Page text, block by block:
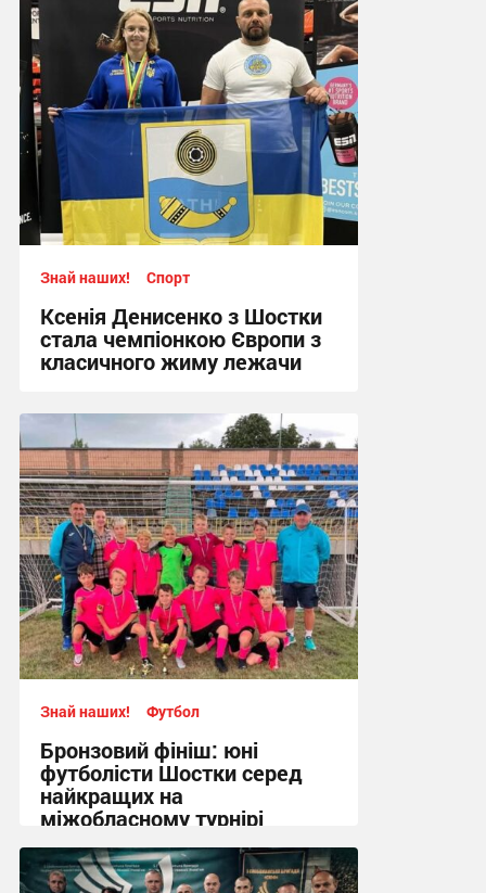
Знай наших! Спорт
Ксенія Денисенко з Шостки
стала чемпіонкою Європи з
класичного жиму лежачи
17:09, 4.08.2026
Знай наших! Футбол
Бронзовий фініш: юні
футболісти Шостки серед
найкращих на
міжобласному турнірі
11:57, 4.08.2026